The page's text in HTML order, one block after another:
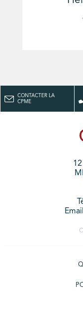
CONTACTER LA
CPME